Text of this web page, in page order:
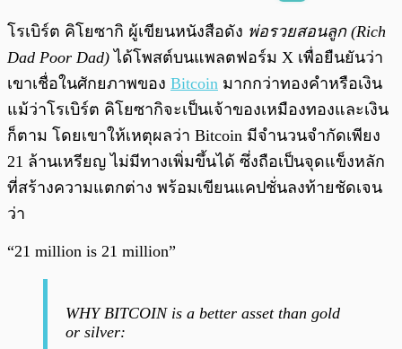
พร้อมเล่น
โรเบิร์ต คิโยซากิ ผู้เขียนหนังสือดัง พ่อรวยสอนลูก (Rich
Dad Poor Dad) ได้โพสต์บนแพลตฟอร์ม X เพื่อยืนยันว่า
เขาเชื่อในศักยภาพของ Bitcoin มากกว่าทองคำหรือเงิน
แม้ว่าโรเบิร์ต คิโยซากิจะเป็นเจ้าของเหมืองทองและเงิน
ก็ตาม โดยเขาให้เหตุผลว่า Bitcoin มีจำนวนจำกัดเพียง
21 ล้านเหรียญ ไม่มีทางเพิ่มขึ้นได้ ซึ่งถือเป็นจุดแข็งหลัก
ที่สร้างความแตกต่าง พร้อมเขียนแคปชั่นลงท้ายชัดเจน
ว่า
“21 million is 21 million”
WHY BITCOIN is a better asset than gold
or silver: